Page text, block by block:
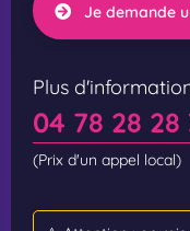
Je demande
Plus
04 78 28 28
(Prix d'un appel local)